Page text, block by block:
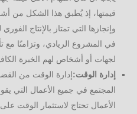
قيمتها، إذ يُطبق هذا الشكل من
وإنجازها التي تمتاز بالإنتاج
في المشروع الريادي، وتزامنًا مع
لجهات أو أشخاص لهم الخبرة
إدارة الوقت:إدارة الوقت من
المجتمع في جميع الأعمال التي
الأعمال تحتاج لاستثمار الوقت